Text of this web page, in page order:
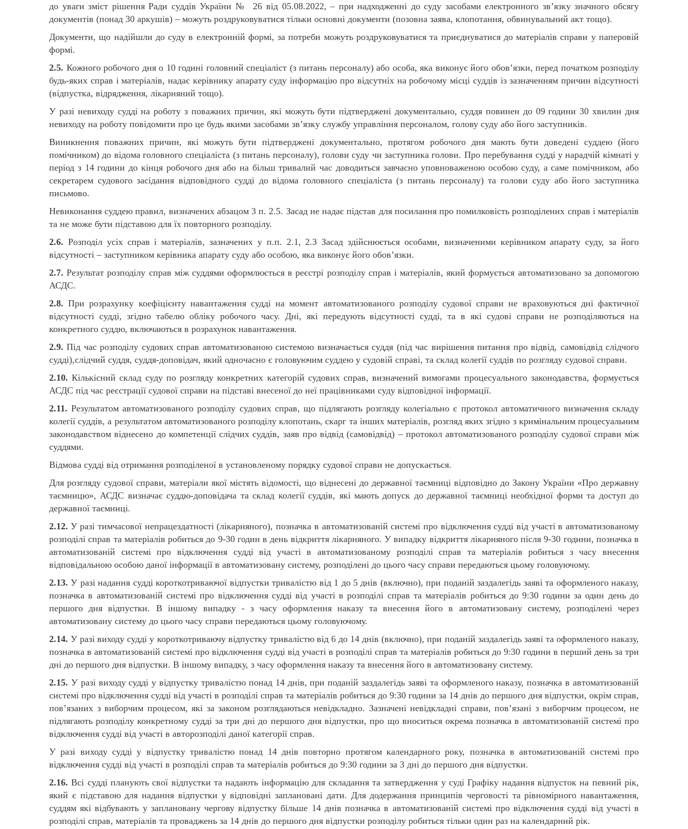
до уваги зміст рішення Ради суддів України № 26 від 05.08.2022, – при надходженні до суду засобами електронного зв’язку значного обсягу
документів (понад 30 аркушів) – можуть роздруковуватися тільки основні документи (позовна заява, клопотання, обвинувальний акт тощо).
Документи, що надійшли до суду в електронній формі, за потреби можуть роздруковуватися та приєднуватися до матеріалів справи у паперовій
формі.
2.5. Кожного робочого дня о 10 годині головний спеціаліст (з питань персоналу) або особа, яка виконує його обов’язки, перед початком розподілу
будь-яких справ і матеріалів, надає керівнику апарату суду інформацію про відсутніх на робочому місці суддів із зазначенням причин відсутності
(відпустка, відрядження, лікарняний тощо).
У разі невиходу судді на роботу з поважних причин, які можуть бути підтверджені документально, суддя повинен до 09 години 30 хвилин дня
невиходу на роботу повідомити про це будь якими засобами зв’язку службу управління персоналом, голову суду або його заступників.
Виникнення поважних причин, які можуть бути підтверджені документально, протягом робочого дня мають бути доведені суддею (його
помічником) до відома головного спеціаліста (з питань персоналу), голови суду чи заступника голови. Про перебування судді у нарадчій кімнаті у
період з 14 години до кінця робочого дня або на більш тривалий час доводиться завчасно уповноваженою особою суду, а саме помічником, або
секретарем судового засідання відповідного судді до відома головного спеціаліста (з питань персоналу) та голови суду або його заступника
письмово.
Невиконання суддею правил, визначених абзацом 3 п. 2.5. Засад не надає підстав для посилання про помилковість розподілених справ і матеріалів
та не може бути підставою для їх повторного розподілу.
2.6. Розподіл усіх справ і матеріалів, зазначених у п.п. 2.1, 2.3 Засад здійснюється особами, визначеними керівником апарату суду, за його
відсутності – заступником керівника апарату суду або особою, яка виконує його обов’язки.
2.7. Результат розподілу справ між суддями оформлюється в реєстрі розподілу справ і матеріалів, який формується автоматизовано за допомогою
АСДС.
2.8. При розрахунку коефіцієнту навантаження судді на момент автоматизованого розподілу судової справи не враховуються дні фактичної
відсутності судді, згідно табелю обліку робочого часу. Дні, які передують відсутності судді, та в які судові справи не розподіляються на
конкретного суддю, включаються в розрахунок навантаження.
2.9. Під час розподілу судових справ автоматизованою системою визначається суддя (під час вирішення питання про відвід, самовідвід слідчого
судді),слідчий суддя, суддя-доповідач, який одночасно є головуючим суддею у судовій справі, та склад колегії суддів по розгляду судової справи.
2.10. Кількісний склад суду по розгляду конкретних категорій судових справ, визначений вимогами процесуального законодавства, формується
АСДС під час реєстрації судової справи на підставі внесеної до неї працівниками суду відповідної інформації.
2.11. Результатом автоматизованого розподілу судових справ, що підлягають розгляду колегіально є протокол автоматичного визначення складу
колегії суддів, а результатом автоматизованого розподілу клопотань, скарг та інших матеріалів, розгляд яких згідно з кримінальним процесуальним
законодавством віднесено до компетенції слідчих суддів, заяв про відвід (самовідвід) – протокол автоматизованого розподілу судової справи між
суддями.
Відмова судді від отримання розподіленої в установленому порядку судової справи не допускається.
Для розгляду судової справи, матеріали якої містять відомості, що віднесені до державної таємниці відповідно до Закону України «Про державну
таємницю», АСДС визначає суддю-доповідача та склад колегії суддів, які мають допуск до державної таємниці необхідної форми та доступ до
державної таємниці.
2.12. У разі тимчасової непрацездатності (лікарняного), позначка в автоматизованій системі про відключення судді від участі в автоматизованому
розподілі справ та матеріалів робиться до 9-30 годин в день відкриття лікарняного. У випадку відкриття лікарняного після 9-30 години, позначка в
автоматизованій системі про відключення судді від участі в автоматизованому розподілі справ та матеріалів робиться з часу внесення
відповідальною особою даної інформації в автоматизовану систему, розподілені до цього часу справи передаються цьому головуючому.
2.13. У разі надання судді короткотриваючої відпустки тривалістю від 1 до 5 днів (включно), при поданій заздалегідь заяві та оформленого наказу,
позначка в автоматизованій системі про відключення судді від участі в розподілі справ та матеріалів робиться до 9:30 години за один день до
першого дня відпустки. В іншому випадку - з часу оформлення наказу та внесення його в автоматизовану систему, розподілені через
автоматизовану систему до цього часу справи передаються цьому головуючому.
2.14. У разі виходу судді у короткотриваючу відпустку тривалістю від 6 до 14 днів (включно), при поданій заздалегідь заяві та оформленого наказу,
позначка в автоматизованій системі про відключення судді від участі в розподілі справ та матеріалів робиться до 9:30 години в перший день за три
дні до першого дня відпустки. В іншому випадку, з часу оформлення наказу та внесення його в автоматизовану систему.
2.15. У разі виходу судді у відпустку тривалістю понад 14 днів, при поданій заздалегідь заяві та оформленого наказу, позначка в автоматизованій
системі про відключення судді від участі в розподілі справ та матеріалів робиться до 9:30 години за 14 днів до першого дня відпустки, окрім справ,
пов’язаних з виборчим процесом, які за законом розглядаються невідкладно. Зазначені невідкладні справи, пов’язані з виборчим процесом, не
підлягають розподілу конкретному судді за три дні до першого дня відпустки, про що вноситься окрема позначка в автоматизованій системі про
відключення судді від участі в авторозподілі даної категорії справ.
У разі виходу судді у відпустку тривалістю понад 14 днів повторно протягом календарного року, позначка в автоматизованій системі про
відключення судді від участі в розподілі справ та матеріалів робиться до 9:30 години за 3 дні до першого дня відпустки.
2.16. Всі судді планують свої відпустки та надають інформацію для складання та затвердження у суді Графіку надання відпусток на певний рік,
який є підставою для надання відпустки у відповідні заплановані дати. Для додержання принципів черговості та рівномірного навантаження,
суддям які відбувають у заплановану чергову відпустку більше 14 днів позначка в автоматизованій системі про відключення судді від участі в
розподілі справ, матеріалів та проваджень за 14 днів до першого дня відпустки розподілу робиться тільки один раз на календарний рік.